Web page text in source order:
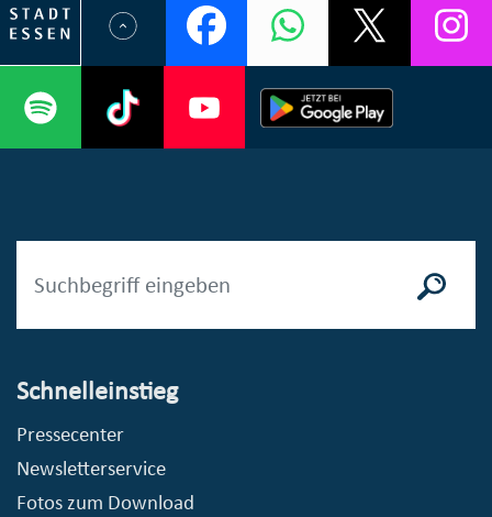
Schnelleinstieg
Pressecenter
Newsletterservice
Fotos zum Download